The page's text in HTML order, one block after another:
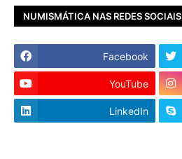
NUMISMÁTICA NAS REDES SOCIAIS
Facebook
YouTube
LinkedIn